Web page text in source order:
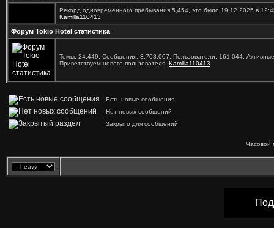
Рекорд одновременного пребывания 5,454, это было 19.12.2025 в
Kamilla110413
Форум Tokio Hotel статистика
Темы: 24,449, Сообщения: 3,708,007, Пользователи: 161,044,
Приветствуем нового пользователя, Kamilla110413
Есть новые сообщения
Нет новых сообщений
Закрыто для сообщений
Часовой